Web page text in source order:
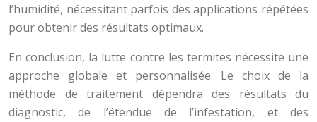
l’humidité, nécessitant parfois des applications répétées
pour obtenir des résultats optimaux.
En conclusion, la lutte contre les termites nécessite une
approche globale et personnalisée. Le choix de la
méthode de traitement dépendra des résultats du
diagnostic, de l’étendue de l’infestation, et des